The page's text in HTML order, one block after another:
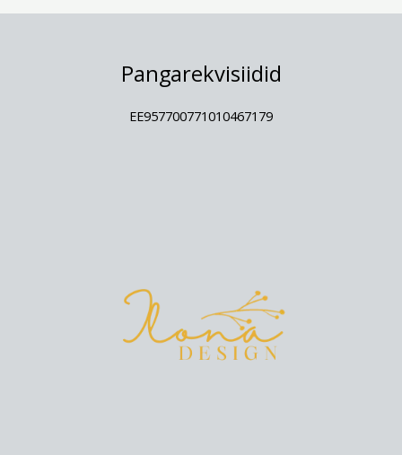
Pangarekvisiidid
EE957700771010467179